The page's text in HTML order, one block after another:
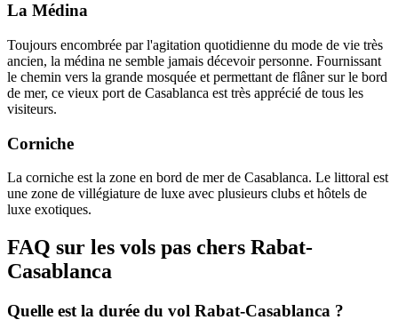
La Médina
Toujours encombrée par l'agitation quotidienne du mode de vie très
ancien, la médina ne semble jamais décevoir personne. Fournissant
le chemin vers la grande mosquée et permettant de flâner sur le bord
de mer, ce vieux port de Casablanca est très apprécié de tous les
visiteurs.
Corniche
La corniche est la zone en bord de mer de Casablanca. Le littoral est
une zone de villégiature de luxe avec plusieurs clubs et hôtels de
luxe exotiques.
FAQ sur les vols pas chers Rabat-
Casablanca
Quelle est la durée du vol Rabat-Casablanca ?